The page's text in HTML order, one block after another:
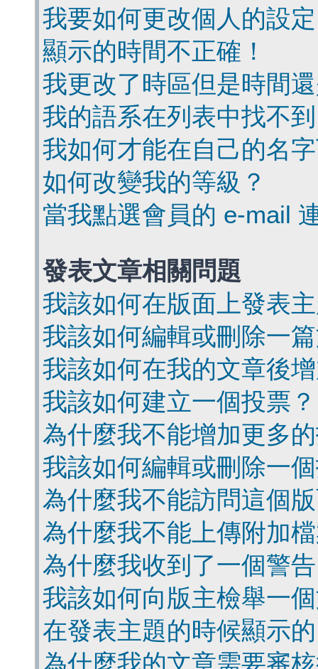
我要如何更改個人的設
顯示的時間不正確！
我更改了時區但是時間
我的語系在列表中找不
我如何才能在自己的名
如何改變我的等級？
當我點選會員的 e-mail
發表文章相關問題
我該如何在版面上發表
我該如何編輯或刪除一
我該如何在我的文章後
我該如何建立一個投票？
為什麼我不能增加更多
我該如何編輯或刪除一
為什麼我不能訪問這個
為什麼我不能上傳附加
為什麼我收到了一個警
我該如何向版主檢舉一
在發表主題的時候顯示
為什麼我的文章需要審